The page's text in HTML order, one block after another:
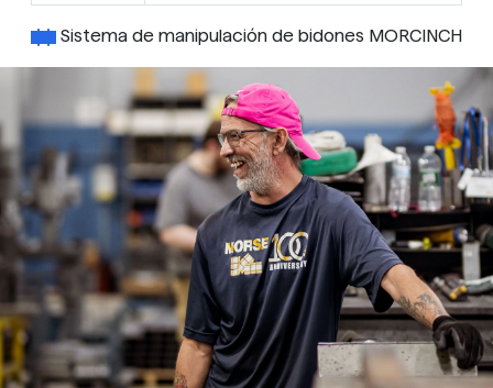
Sistema de manipulación de bidones MORCINCH